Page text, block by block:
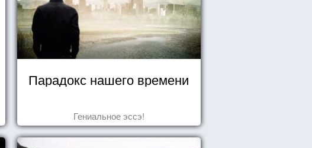
Парадокс нашего времени
Гениальное эссэ!